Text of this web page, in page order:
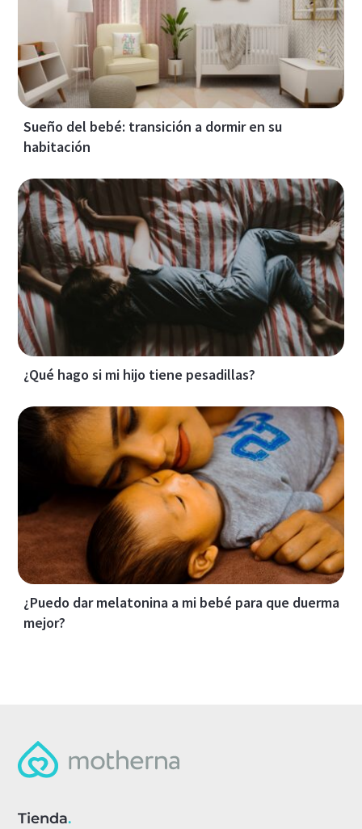
Sueño del bebé: transición a dormir en su
habitación
¿Qué hago si mi hijo tiene pesadillas?
¿Puedo dar melatonina a mi bebé para que duerma
mejor?
Tienda.